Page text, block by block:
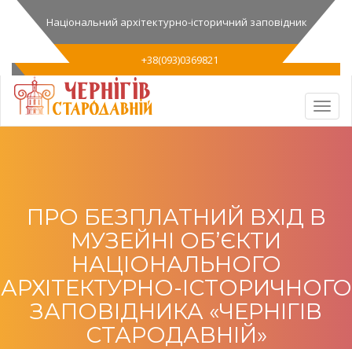
Національний архітектурно-історичний заповідник
+38(093)0369821
ПРО БЕЗПЛАТНИЙ ВХІД В
МУЗЕЙНІ ОБ’ЄКТИ
НАЦІОНАЛЬНОГО
АРХІТЕКТУРНО-ІСТОРИЧНОГО
ЗАПОВІДНИКА «ЧЕРНІГІВ
СТАРОДАВНІЙ»